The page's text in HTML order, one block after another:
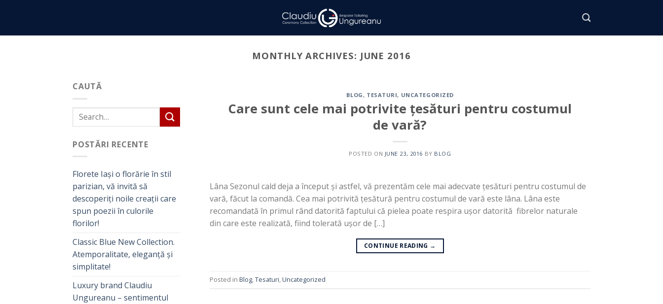
MONTHLY ARCHIVES: JUNE 2016
CAUTĂ
POSTĂRI RECENTE
Florete Iași o florărie în stil
parizian, vă invită să
descoperiți noile creații care
spun poezii în culorile
florilor!
Classic Blue New Collection.
Atemporalitate, eleganță și
simplitate!
Luxury brand Claudiu
Ungureanu – sentimentul
BLOG, TESATURI, UNCATEGORIZED
Care sunt cele mai potrivite țesături pentru costumul
de vară?
POSTED ON JUNE 23, 2016 BY BLOG
Lâna Sezonul cald deja a început și astfel, vă prezentăm cele mai adecvate țesături pentru costumul de
vară, făcut la comandă. Cea mai potrivită țesătură pentru costumul de vară este lâna. Lâna este
recomandată în primul rând datorită faptului că pielea poate respira ușor datorită fibrelor naturale
din care este realizată, fiind tolerată ușor de […]
CONTINUE READING →
Posted in Blog,Tesaturi,Uncategorized